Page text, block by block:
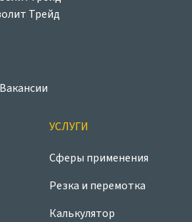
Вакансии
УСЛУГИ
Сферы применения
Резка и перемотка
Калькулятор